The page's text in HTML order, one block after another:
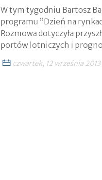
W tym tygodniu Bartosz
programu ”Dzień na
Rozmowa dotyczyła
portów lotniczych i
czwartek, 12 września 2013